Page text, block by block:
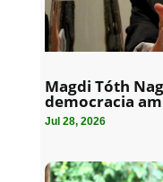
Magdi Tóth
democracia
Jul 28, 2026